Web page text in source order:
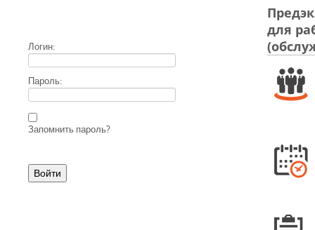
Дистанционное обучение в АНО ДПО «СТА»
Логин:
Пароль:
Запомнить пароль?
для